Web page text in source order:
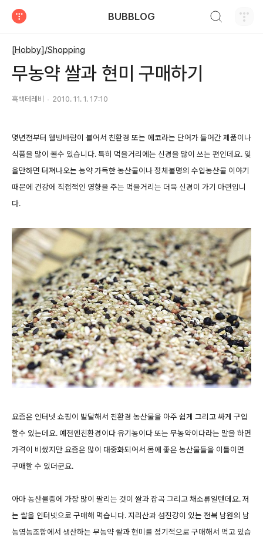
BUBBLOG
[Hobby]/Shopping
무농약 쌀과 현미 구매하기
흑백테레비 2010. 11. 1. 17:10
몇년전부터 웰빙바람이 불어서 친환경 또는 에코라는 단어가 들어간 제품이나
식품을 많이 볼수 있습니다. 특히 먹을거리에는 신경을 많이 쓰는 편인데요. 잊
을만하면 터져나오는 농약 가득한 농산물이나 정체불명의 수입농산물 이야기
때문에 건강에 직접적인 영향을 주는 먹을거리는 더욱 신경이 가기 마련입니
다.
요즘은 인터넷 쇼핑이 발달해서 친환경 농산물을 아주 쉽게 그리고 싸게 구입
할수 있는데요. 예전엔친환경이다 유기농이다 또는 무농약이다라는 말을 하면
가격이 비쌌지만 요즘은 많이 대중화되어서 몸에 좋은 농산물들을 이틀이면
구매할 수 있더군요.
아마 농산물중에 가장 많이 팔리는 것이 쌀과 잡곡 그리고 채소류일텐데요. 저
는 쌀을 인터넷으로 구매해 먹습니다. 지리산과 섬진강이 있는 전북 남원의 남
농영농조합에서 생산하는 무농약 쌀과 현미를 정기적으로 구매해서 먹고 있습